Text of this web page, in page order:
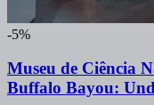
-5%
Museu de Ciência
Buffalo Bayou: